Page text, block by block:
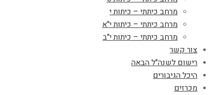
מרחב כיתתי – כיתות י
מרחב כיתתי – כיתות י"א
מרחב כיתתי – כיתות י"ב
צור קשר
רישום לשנה"ל הבאה
היכל הגיבורים
מכרזים